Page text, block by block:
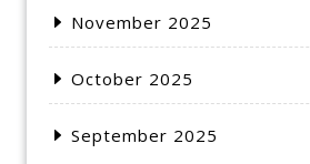
November 2025
October 2025
September 2025